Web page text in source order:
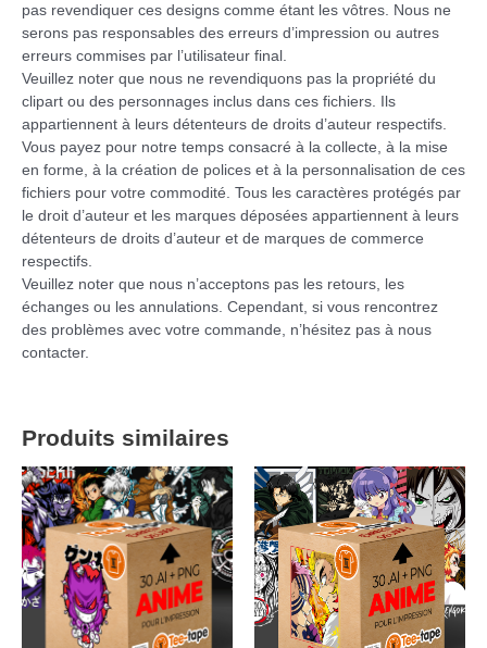
pas revendiquer ces designs comme étant les vôtres. Nous ne
serons pas responsables des erreurs d’impression ou autres
erreurs commises par l’utilisateur final.
Veuillez noter que nous ne revendiquons pas la propriété du
clipart ou des personnages inclus dans ces fichiers. Ils
appartiennent à leurs détenteurs de droits d’auteur respectifs.
Vous payez pour notre temps consacré à la collecte, à la mise
en forme, à la création de polices et à la personnalisation de ces
fichiers pour votre commodité. Tous les caractères protégés par
le droit d’auteur et les marques déposées appartiennent à leurs
détenteurs de droits d’auteur et de marques de commerce
respectifs.
Veuillez noter que nous n’acceptons pas les retours, les
échanges ou les annulations. Cependant, si vous rencontrez
des problèmes avec votre commande, n’hésitez pas à nous
contacter.
Produits similaires